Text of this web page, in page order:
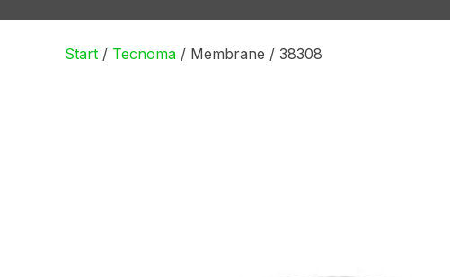
Start / Tecnoma / Membrane / 38308